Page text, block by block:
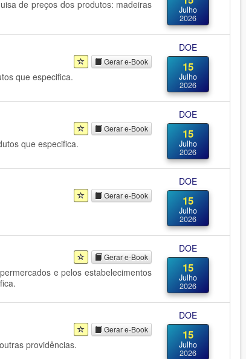
de preços dos produtos: madeiras
Julho
2026
Gerar e-Book
que especifica.
DOE
15
Julho
2026
Gerar e-Book
que especifica.
DOE
15
Julho
2026
Gerar e-Book
DOE
15
Julho
2026
Gerar e-Book
e pelos estabelecimentos
DOE
15
Julho
2026
Gerar e-Book
providências.
DOE
15
Julho
2026